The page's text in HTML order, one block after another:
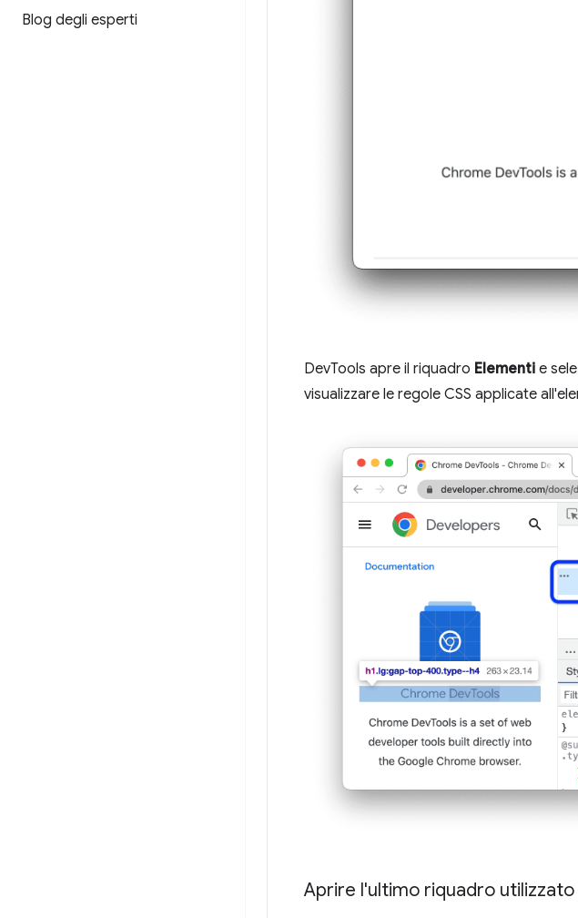
Blog degli esperti
DevTools apre il riquadro Elementi e
visualizzare le regole CSS applicate
Aprire l'ultimo riquadro